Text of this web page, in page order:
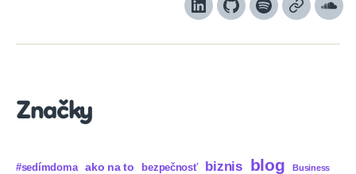
LinkedInGitHubSpotifyApple
Značky
#sedímdoma ako na to bezpečnosť biznis blog Business